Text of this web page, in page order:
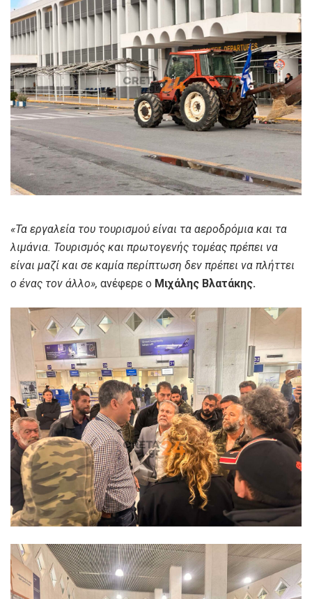
«Τα εργαλεία του τουρισμού είναι τα αεροδρόμια και τα
λιμάνια. Τουρισμός και πρωτογενής τομέας πρέπει να
είναι μαζί και σε καμία περίπτωση δεν πρέπει να πλήττει
ο ένας τον άλλο», ανέφερε ο Μιχάλης Βλατάκης.